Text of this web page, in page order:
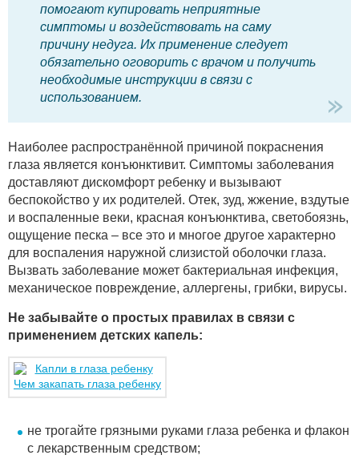
помогают купировать неприятные
симптомы и воздействовать на саму
причину недуга. Их применение следует
обязательно оговорить с врачом и получить
необходимые инструкции в связи с
использованием.
Наиболее распространённой причиной покраснения
глаза является конъюнктивит. Симптомы заболевания
доставляют дискомфорт ребенку и вызывают
беспокойство у их родителей. Отек, зуд, жжение, вздутые
и воспаленные веки, красная конъюнктива, светобоязнь,
ощущение песка – все это и многое другое характерно
для воспаления наружной слизистой оболочки глаза.
Вызвать заболевание может бактериальная инфекция,
механическое повреждение, аллергены, грибки, вирусы.
Не забывайте о простых правилах в связи с
применением детских капель:
Чем закапать глаза ребенку
не трогайте грязными руками глаза ребенка и флакон
с лекарственным средством;